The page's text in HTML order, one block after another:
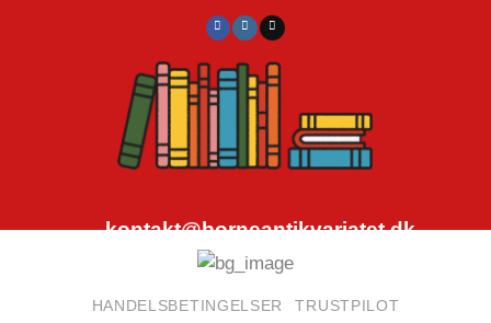
kontakt@borneantikvariatet.dk
HANDELSBETINGELSER TRUSTPILOT